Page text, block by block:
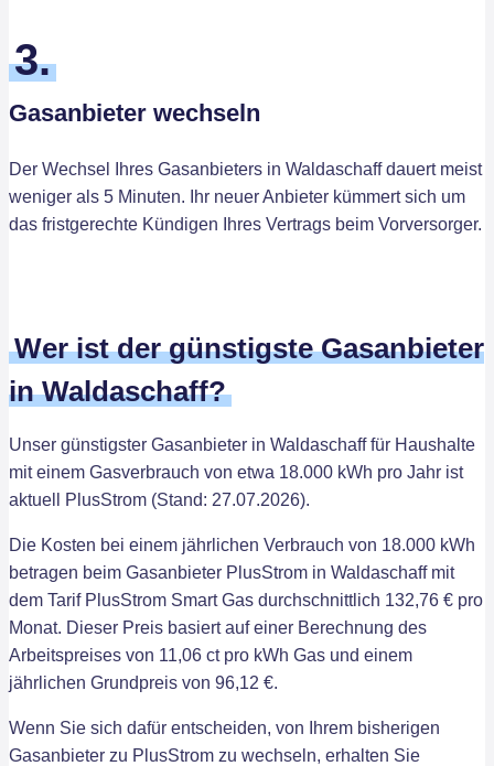
3.
Gasanbieter wechseln
Der Wechsel Ihres Gasanbieters in Waldaschaff dauert meist
weniger als 5 Minuten. Ihr neuer Anbieter kümmert sich um
das fristgerechte Kündigen Ihres Vertrags beim Vorversorger.
Wer ist der günstigste Gasanbieter
in Waldaschaff?
Unser günstigster Gasanbieter in Waldaschaff für Haushalte
mit einem Gasverbrauch von etwa 18.000 kWh pro Jahr ist
aktuell PlusStrom (Stand: 27.07.2026).
Die Kosten bei einem jährlichen Verbrauch von 18.000 kWh
betragen beim Gasanbieter PlusStrom in Waldaschaff mit
dem Tarif PlusStrom Smart Gas durchschnittlich 132,76 € pro
Monat. Dieser Preis basiert auf einer Berechnung des
Arbeitspreises von 11,06 ct pro kWh Gas und einem
jährlichen Grundpreis von 96,12 €.
Wenn Sie sich dafür entscheiden, von Ihrem bisherigen
Gasanbieter zu PlusStrom zu wechseln, erhalten Sie